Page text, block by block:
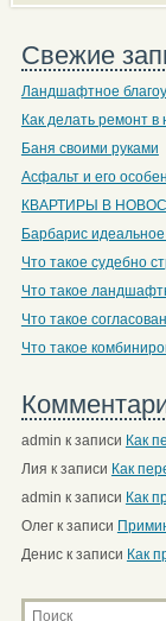
Свежие
Ландшафтное
Как делать ремонт в
Баня своими руками
Асфальт и его
КВАРТИРЫ В
Барбарис
Что такое судебно
Что такое
Что такое
Что такое
admin к записи Как
Лия к записи Как
admin к записи Как
Олегк записи
Дениск записи Как